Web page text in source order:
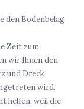
den Bodenbelag
Zeit zum
wir Ihnen den
und Dreck
wird.
helfen, weil die